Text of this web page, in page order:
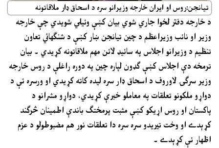
تيانجن:روس او ايران خارجه وزيرانو سره د اسحاق ډار ملاقاتونه
د خارجه دفتر لخوا جاري شوي بيان کښې وئيلي شويدي چې خارجه
وزير او نائب وزيراعظم د چين تيانجن ښار کښې د شنګهائي تعاون
تنظيم د وزيرانو اجلاس په سائيډ لائن مهم ملاقاتونه کړيدي ۔ بيان
ترمخه دې اجلاس کښې ګډون لپاره چين په دوره راغلې د روس خارجه
وزير سرګۍ لاوروف د اسحاق ډار سره ليده کاته کړيدي او ورسره ئې د
دواړو ملکونو تعلقات په معاملو خبرې کړيدي، دواړو مشرانو د
پاکستان او روس اړيکو کښې مثبت پرمختګ باندې اطمينان څرګند
کړېدے او وخت تيريدو سره سره دا تعلقات نور هم مضبوطولو د عزم
اظهار ئې کړېدے ۔